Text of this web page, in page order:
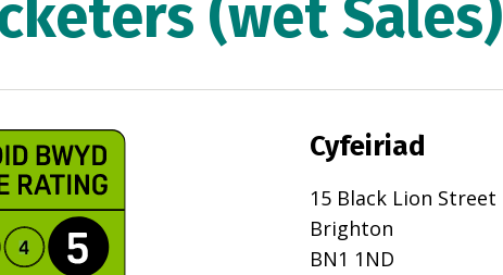
(wet Sales)
Cyfeiriad
15 Black Lion Street
Brighton
BN1 1ND